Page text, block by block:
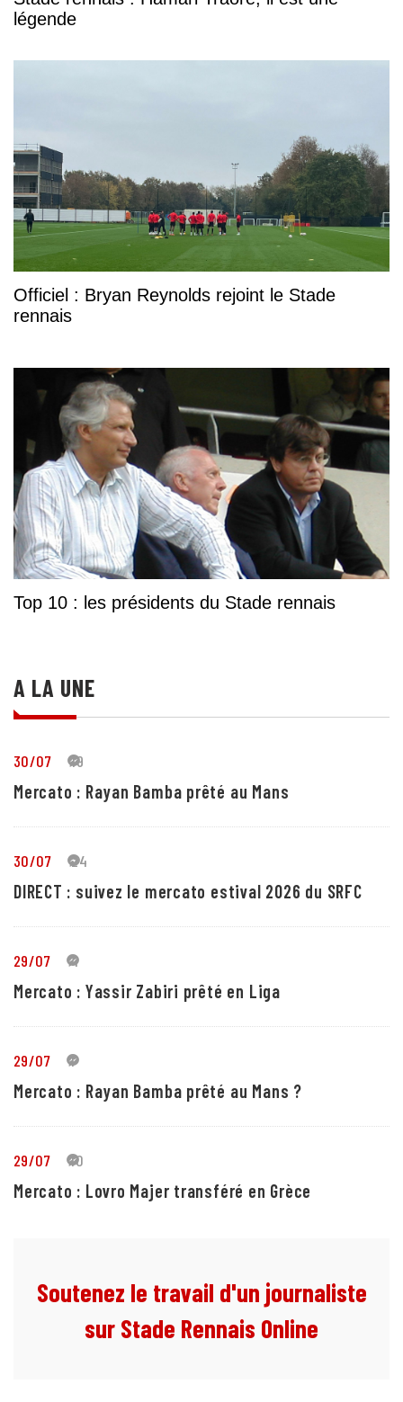
légende
Officiel : Bryan Reynolds rejoint le Stade
rennais
Top 10 : les présidents du Stade rennais
A LA UNE
30/07 19
Mercato : Rayan Bamba prêté au Mans
30/07 24
DIRECT : suivez le mercato estival 2026 du SRFC
29/07 4
Mercato : Yassir Zabiri prêté en Liga
29/07 1
Mercato : Rayan Bamba prêté au Mans ?
29/07 10
Mercato : Lovro Majer transféré en Grèce
Soutenez le travail d'un journaliste
sur Stade Rennais Online